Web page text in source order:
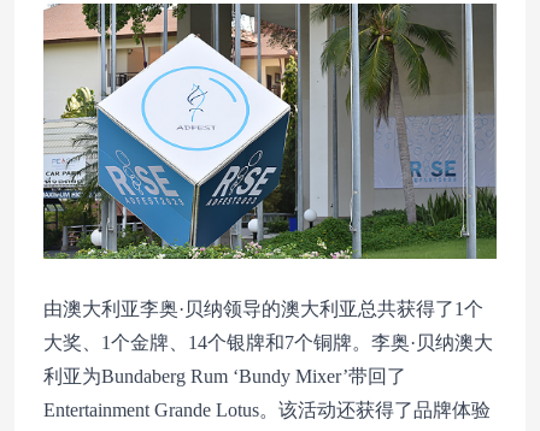
由澳大利亚李奥·贝纳领导的澳大利亚总共获得了1个
大奖、1个金牌、14个银牌和7个铜牌。李奥·贝纳澳大
利亚为Bundaberg Rum ‘Bundy Mixer’带回了
Entertainment Grande Lotus。该活动还获得了品牌体验